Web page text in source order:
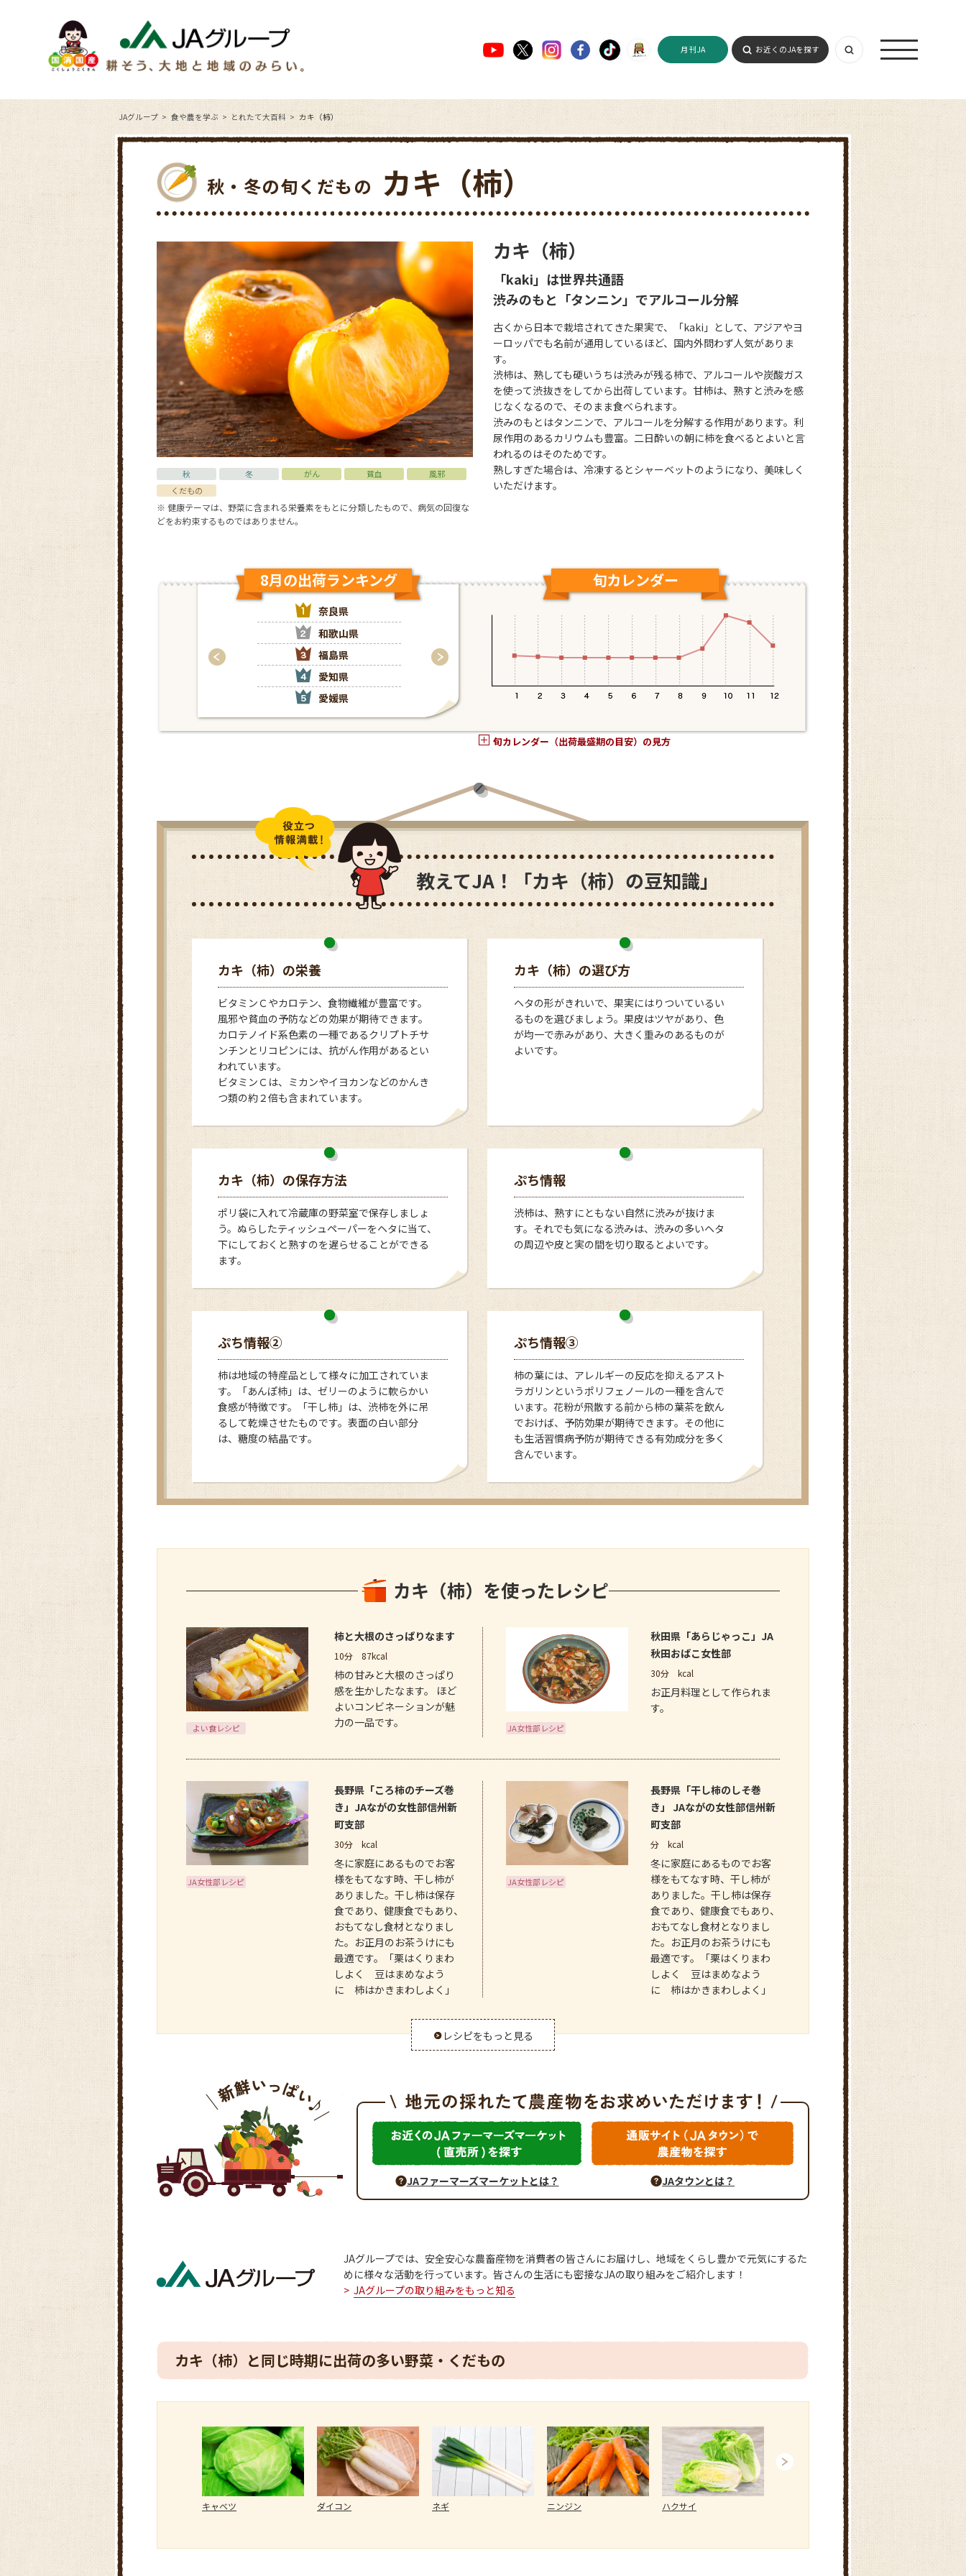
月刊JA お近くのJAを探す
JAグループ 食や農を学ぶ とれたて大百科 カキ（柿）
秋・冬の旬くだもの カキ（柿）
秋 冬 がん 貧血
風邪
くだもの
※ 健康テーマは、野菜に含まれる栄養素をもとに分類したもので、病気の回復な
どをお約束するものではありません。
カキ（柿）
「kaki」は世界共通語
渋みのもと「タンニン」でアルコール分解
古くから日本で栽培されてきた果実で、「kaki」として、アジアやヨ
ーロッパでも名前が通用しているほど、国内外問わず人気がありま
す。
渋柿は、熟しても硬いうちは渋みが残る柿で、アルコールや炭酸ガス
を使って渋抜きをしてから出荷しています。甘柿は、熟すと渋みを感
じなくなるので、そのまま食べられます。
渋みのもとはタンニンで、アルコールを分解する作用があります。利
尿作用のあるカリウムも豊富。二日酔いの朝に柿を食べるとよいと言
われるのはそのためです。
熟しすぎた場合は、冷凍するとシャーベットのようになり、美味しく
いただけます。
8月の出荷ランキング
奈良県
和歌山県
福島県
愛知県
愛媛県
9月の出荷ランキング
奈良県
岐阜県
福岡県
愛知県
10月の出荷ランキング
旬カレンダー
旬カレンダー（出荷最盛期の目安）の見方
教えてJA！「カキ（柿）の豆知識」
カキ（柿）の栄養
ビタミンＣやカロテン、食物繊維が豊富です。
風邪や貧血の予防などの効果が期待できます。
カロテノイド系色素の一種であるクリプトチサ
ンチンとリコピンには、抗がん作用があるとい
われています。
ビタミンＣは、ミカンやイヨカンなどのかんき
つ類の約２倍も含まれています。
カキ（柿）の選び方
ヘタの形がきれいで、果実にはりついているい
るものを選びましょう。果皮はツヤがあり、色
が均一で赤みがあり、大きく重みのあるものが
よいです。
カキ（柿）の保存方法
ポリ袋に入れて冷蔵庫の野菜室で保存しましょ
う。ぬらしたティッシュペーパーをヘタに当て、
下にしておくと熟すのを遅らせることができる
ます。
ぷち情報
渋柿は、熟すにともない自然に渋みが抜けま
す。それでも気になる渋みは、渋みの多いヘタ
の周辺や皮と実の間を切り取るとよいです。
ぷち情報②
柿は地域の特産品として様々に加工されていま
す。「あんぽ柿」は、ゼリーのように軟らかい
食感が特徴です。「干し柿」は、渋柿を外に吊
るして乾燥させたものです。表面の白い部分
は、糖度の結晶です。
ぷち情報③
柿の葉には、アレルギーの反応を抑えるアスト
ラガリンというポリフェノールの一種を含んで
います。花粉が飛散する前から柿の葉茶を飲ん
でおけば、予防効果が期待できます。その他に
も生活習慣病予防が期待できる有効成分を多く
含んでいます。
カキ（柿）を使ったレシピ
よい食レシピ
柿と大根のさっぱりなます
10分 87kcal
柿の甘みと大根のさっぱり
感を生かしたなます。 ほど
よいコンビネーションが魅
力の一品です。
JA女性部レシピ
秋田県「あらじゃっこ」JA
秋田おばこ女性部
30分 kcal
お正月料理として作られま
す。
JA女性部レシピ
長野県「ころ柿のチーズ巻
き」JAながの女性部信州新
町支部
30分 kcal
冬に家庭にあるものでお客
様をもてなす時、干し柿が
ありました。干し柿は保存
食であり、健康食でもあり、
おもてなし食材となりまし
た。お正月のお茶うけにも
最適です。「栗はくりまわ
しよく 豆はまめなよう
に 柿はかきまわしよく」
JA女性部レシピ
長野県「干し柿のしそ巻
き」 JAながの女性部信州新
町支部
分 kcal
冬に家庭にあるものでお客
様をもてなす時、干し柿が
ありました。干し柿は保存
食であり、健康食でもあり、
おもてなし食材となりまし
た。お正月のお茶うけにも
最適です。「栗はくりまわ
しよく 豆はまめなよう
に 柿はかきまわしよく」
レシピをもっと見る
JAファーマーズマーケットとは？ JAタウンとは？
JAグループでは、安全安心な農畜産物を消費者の皆さんにお届けし、地域をくらし豊かで元気にするた
めに様々な活動を行っています。皆さんの生活にも密接なJAの取り組みをご紹介します！
JAグループの取り組みをもっと知る
カキ（柿）と同じ時期に出荷の多い野菜・くだもの
キャベツ ダイコン ネギ ニンジン ハクサイ